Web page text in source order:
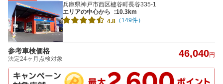
兵庫県神戸市西区櫨谷町長谷335-1
エリアの中心から
:10.3km
4.8 （149件）
参考車検価格
法定24ヶ月点検対象 46,040円